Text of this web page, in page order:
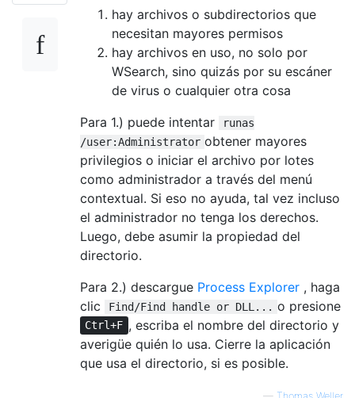
hay archivos o subdirectorios que
necesitan mayores permisos
hay archivos en uso, no solo por
WSearch, sino quizás por su escáner
de virus o cualquier otra cosa
Para 1.) puede intentar
runas
/user:Administrator obtener mayores
privilegios o iniciar el archivo por lotes
como administrador a través del menú
contextual. Si eso no ayuda, tal vez incluso
el administrador no tenga los derechos.
Luego, debe asumir la propiedad del
directorio.
Para 2.) descargue Process Explorer , haga
clic
Find/Find handle or DLL... o presione
Ctrl+F , escriba el nombre del directorio y
averigüe quién lo usa. Cierre la aplicación
que usa el directorio, si es posible.